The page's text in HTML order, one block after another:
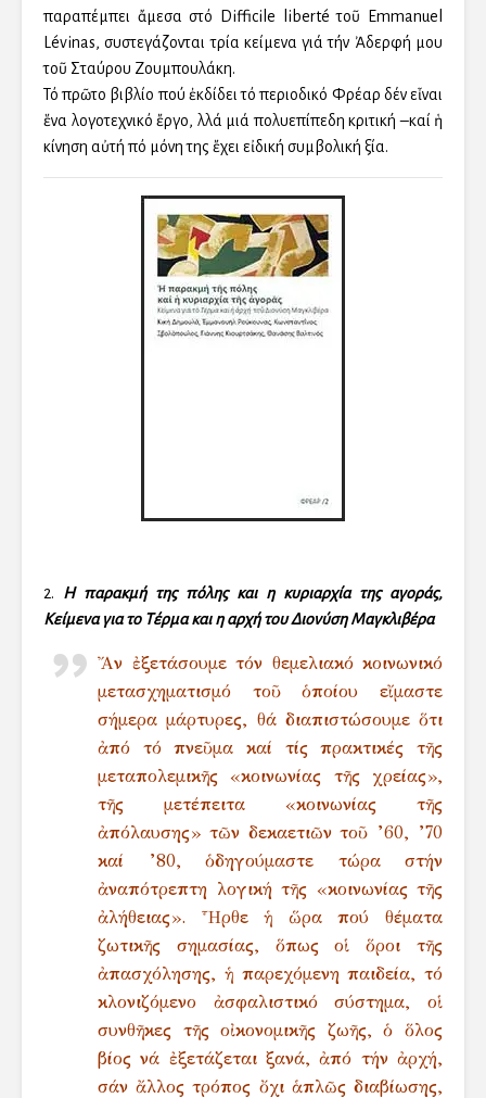
παραπέμπει ἄμεσα στό Difficile liberté τοῦ Emmanuel
Lévinas, συστεγάζονται τρία κείμενα γιά τήν Ἀδερφή μου
τοῦ Σταύρου Ζουμπουλάκη.
Τό πρῶτο βιβλίο πού ἐκδίδει τό περιοδικό Φρέαρ δέν εἶναι
ἕνα λογοτεχνικό ἔργο, ἀλλά μιά πολυεπίπεδη κριτική –καί ἡ
κίνηση αὐτή ἀπό μόνη της ἔχει εἰδική συμβολική ἀξία.
2. Η παρακμή της πόλης και η κυριαρχία της αγοράς,
Κείμενα για το Τέρμα και η αρχή του Διονύση Μαγκλιβέρα
Ἄν ἐξετάσουμε τόν θεμελιακό κοινωνικό
μετασχηματισμό τοῦ ὁποίου εἴμαστε
σήμερα μάρτυρες, θά διαπιστώσουμε ὅτι
ἀπό τό πνεῦμα καί τίς πρακτικές τῆς
μεταπολεμικῆς «κοινωνίας τῆς χρείας»,
τῆς μετέπειτα «κοινωνίας τῆς
ἀπόλαυσης» τῶν δεκαετιῶν τοῦ ’60, ’70
καί ’80, ὁδηγούμαστε τώρα στήν
ἀναπότρεπτη λογική τῆς «κοινωνίας τῆς
ἀλήθειας». Ἧρθε ἡ ὥρα πού θέματα
ζωτικῆς σημασίας, ὅπως οἱ ὅροι τῆς
ἀπασχόλησης, ἡ παρεχόμενη παιδεία, τό
κλονιζόμενο ἀσφαλιστικό σύστημα, οἱ
συνθῆκες τῆς οἰκονομικῆς ζωῆς, ὁ ὅλος
βίος νά ἐξετάζεται ξανά, ἀπό τήν ἀρχή,
σάν ἄλλος τρόπος ὄχι ἁπλῶς διαβίωσης,